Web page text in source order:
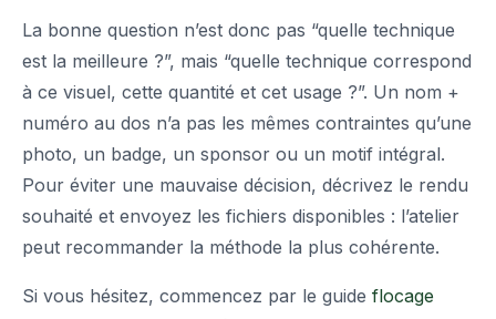
La bonne question n’est donc pas “quelle technique
est la meilleure ?”, mais “quelle technique correspond
à ce visuel, cette quantité et cet usage ?”. Un nom +
numéro au dos n’a pas les mêmes contraintes qu’une
photo, un badge, un sponsor ou un motif intégral.
Pour éviter une mauvaise décision, décrivez le rendu
souhaité et envoyez les fichiers disponibles : l’atelier
peut recommander la méthode la plus cohérente.
Si vous hésitez, commencez par le guide flocage